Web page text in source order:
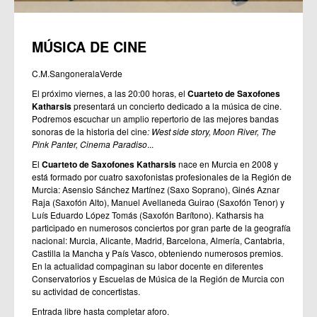
MÚSICA DE CINE
C.M.SangoneralaVerde
El próximo viernes, a las 20:00 horas, el Cuarteto de Saxofones
Katharsispresentará un concierto dedicado a la música de cine.
Podremos escuchar un amplio repertorio de las mejores bandas
sonoras de la historia del cine: West side story, Moon River, The
Pink Panter, Cinema Paradiso...
El Cuarteto de Saxofones Katharsisnace en Murcia en 2008 y
está formado por cuatro saxofonistas profesionales de la Región de
Murcia: Asensio Sánchez Martínez (Saxo Soprano), Ginés Aznar
Raja (Saxofón Alto), Manuel Avellaneda Guirao (Saxofón Tenor) y
Luís Eduardo López Tomás (Saxofón Barítono). Katharsis ha
participado en numerosos conciertos por gran parte de la geografía
nacional: Murcia, Alicante, Madrid, Barcelona, Almería, Cantabria,
Castilla la Mancha y País Vasco, obteniendo numerosos premios.
En la actualidad compaginan su labor docente en diferentes
Conservatorios y Escuelas de Música de la Región de Murcia con
su actividad de concertistas.
Entrada libre hasta completar aforo.